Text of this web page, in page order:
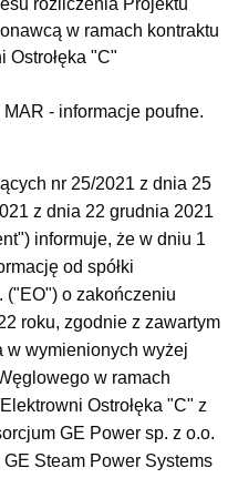
rozliczenia Projektu
w ramach kontraktu
Ostrołęka "C"
- informacje poufne.
nr 25/2021 z dnia 25
z dnia 22 grudnia 2021
informuje, że w dniu 1
od spółki
("EO") o zakończeniu
roku, zgodnie z zawartym
w wymienionych wyżej
w ramach
Ostrołęka "C" z
GE Power sp. z o.o.
Steam Power Systems